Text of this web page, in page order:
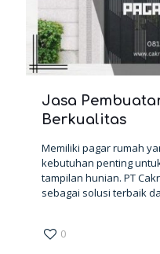
Jasa
Berkualitas
Memiliki pagar rumah
kebutuhan penting
tampilan hunian. PT
sebagai solusi terbaik
0